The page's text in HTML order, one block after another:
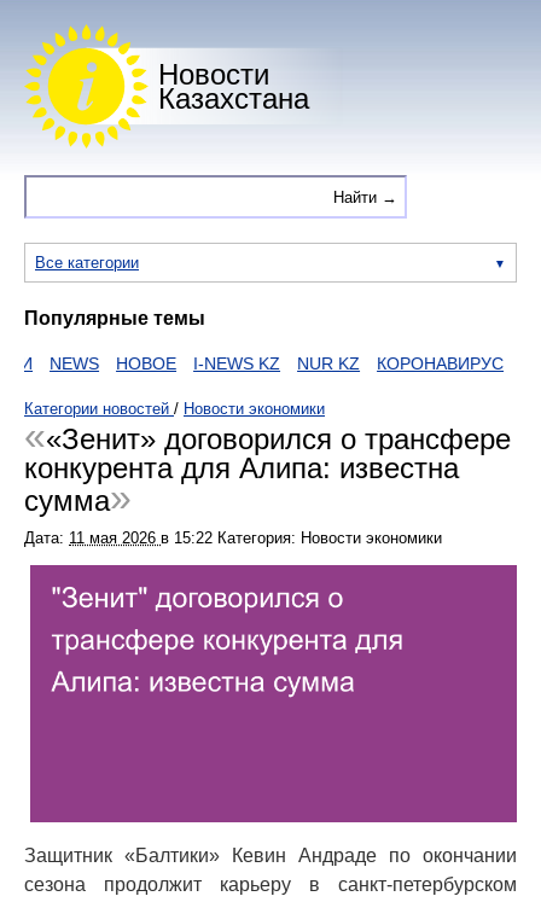
Новости
Казахстана
Все категории
Популярные темы
NEWS НОВОЕ I-NEWS KZ NUR KZ КОРОНАВИРУС
Категории новостей / Новости экономики
«Зенит» договорился о трансфере
конкурента для Алипа: известна
сумма
Дата: 11 мая 2026 в 15:22 Категория: Новости экономики
Защитник «Балтики» Кевин Андраде по окончании
сезона продолжит карьеру в санкт-петербурском